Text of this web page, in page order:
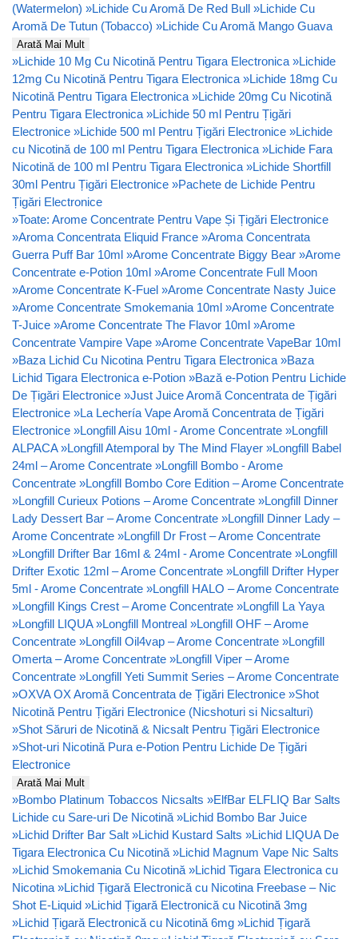
(Watermelon) »Lichide Cu Aromă De Red Bull »Lichide Cu
Aromă De Tutun (Tobacco) »Lichide Cu Aromă Mango Guava
Arată Mai Mult
»Lichide 10 Mg Cu Nicotină Pentru Tigara Electronica »Lichide
12mg Cu Nicotină Pentru Tigara Electronica »Lichide 18mg Cu
Nicotină Pentru Tigara Electronica »Lichide 20mg Cu Nicotină
Pentru Tigara Electronica »Lichide 50 ml Pentru Țigări
Electronice »Lichide 500 ml Pentru Țigări Electronice »Lichide
cu Nicotină de 100 ml Pentru Tigara Electronica »Lichide Fara
Nicotină de 100 ml Pentru Tigara Electronica »Lichide Shortfill
30ml Pentru Țigări Electronice »Pachete de Lichide Pentru
Țigări Electronice
»Toate: Arome Concentrate Pentru Vape Și Țigări Electronice
»Aroma Concentrata Eliquid France »Aroma Concentrata
Guerra Puff Bar 10ml »Arome Concentrate Biggy Bear »Arome
Concentrate e-Potion 10ml »Arome Concentrate Full Moon
»Arome Concentrate K-Fuel »Arome Concentrate Nasty Juice
»Arome Concentrate Smokemania 10ml »Arome Concentrate
T-Juice »Arome Concentrate The Flavor 10ml »Arome
Concentrate Vampire Vape »Arome Concentrate VapeBar 10ml
»Baza Lichid Cu Nicotina Pentru Tigara Electronica »Baza
Lichid Tigara Electronica e-Potion »Bază e-Potion Pentru Lichide
De Țigări Electronice »Just Juice Aromă Concentrata de Țigări
Electronice »La Lechería Vape Aromă Concentrata de Țigări
Electronice »Longfill Aisu 10ml - Arome Concentrate »Longfill
ALPACA »Longfill Atemporal by The Mind Flayer »Longfill Babel
24ml – Arome Concentrate »Longfill Bombo - Arome
Concentrate »Longfill Bombo Core Edition – Arome Concentrate
»Longfill Curieux Potions – Arome Concentrate »Longfill Dinner
Lady Dessert Bar – Arome Concentrate »Longfill Dinner Lady –
Arome Concentrate »Longfill Dr Frost – Arome Concentrate
»Longfill Drifter Bar 16ml & 24ml - Arome Concentrate »Longfill
Drifter Exotic 12ml – Arome Concentrate »Longfill Drifter Hyper
5ml - Arome Concentrate »Longfill HALO – Arome Concentrate
»Longfill Kings Crest – Arome Concentrate »Longfill La Yaya
»Longfill LIQUA »Longfill Montreal »Longfill OHF – Arome
Concentrate »Longfill Oil4vap – Arome Concentrate »Longfill
Omerta – Arome Concentrate »Longfill Viper – Arome
Concentrate »Longfill Yeti Summit Series – Arome Concentrate
»OXVA OX Aromă Concentrata de Țigări Electronice »Shot
Nicotină Pentru Țigări Electronice (Nicshoturi si Nicsalturi)
»Shot Săruri de Nicotină & Nicsalt Pentru Țigări Electronice
»Shot-uri Nicotină Pura e-Potion Pentru Lichide De Țigări
Electronice
Arată Mai Mult
»Bombo Platinum Tobaccos Nicsalts »ElfBar ELFLIQ Bar Salts
Lichide cu Sare-uri De Nicotină »Lichid Bombo Bar Juice
»Lichid Drifter Bar Salt »Lichid Kustard Salts »Lichid LIQUA De
Tigara Electronica Cu Nicotină »Lichid Magnum Vape Nic Salts
»Lichid Smokemania Cu Nicotină »Lichid Tigara Electronica cu
Nicotina »Lichid Țigară Electronică cu Nicotina Freebase – Nic
Shot E-Liquid »Lichid Țigară Electronică cu Nicotină 3mg
»Lichid Țigară Electronică cu Nicotină 6mg »Lichid Țigară